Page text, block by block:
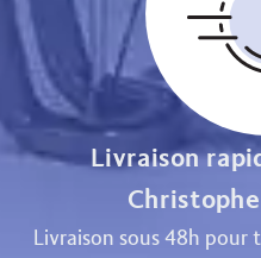
Livraison
Livraison sous 48h pour